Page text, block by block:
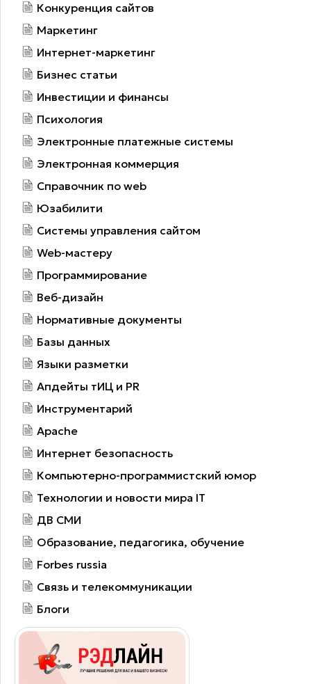
Конкуренция сайтов
Маркетинг
Интернет-маркетинг
Бизнес статьи
Инвестиции и финансы
Психология
Электронные платежные системы
Электронная коммерция
Справочник по web
Юзабилити
Системы управления сайтом
Web-мастеру
Программирование
Веб-дизайн
Нормативные документы
Базы данных
Языки разметки
Апдейты тИЦ и PR
Инструментарий
Apache
Интернет безопасность
Компьютерно-программистский юмор
Технологии и новости мира IT
ДВ СМИ
Образование, педагогика, обучение
Forbes russia
Связь и телекоммуникации
Блоги